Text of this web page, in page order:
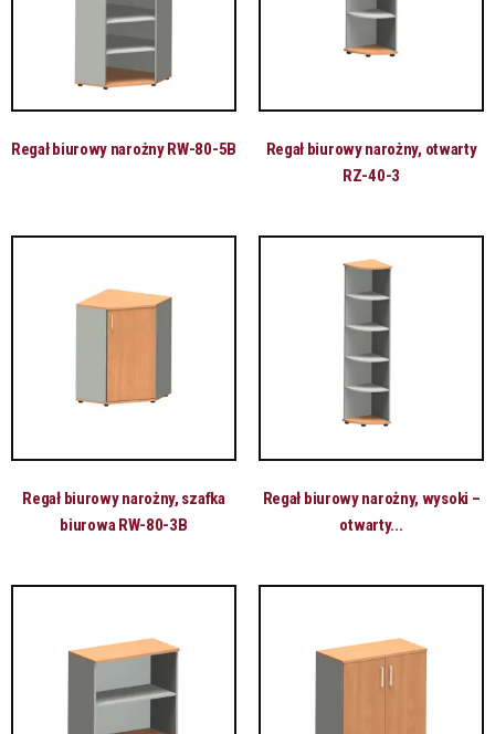
Regał biurowy narożny RW-80-5B
Regał biurowy narożny, otwarty
RZ-40-3
Regał biurowy narożny, szafka
biurowa RW-80-3B
Regał biurowy narożny, wysoki –
otwarty...